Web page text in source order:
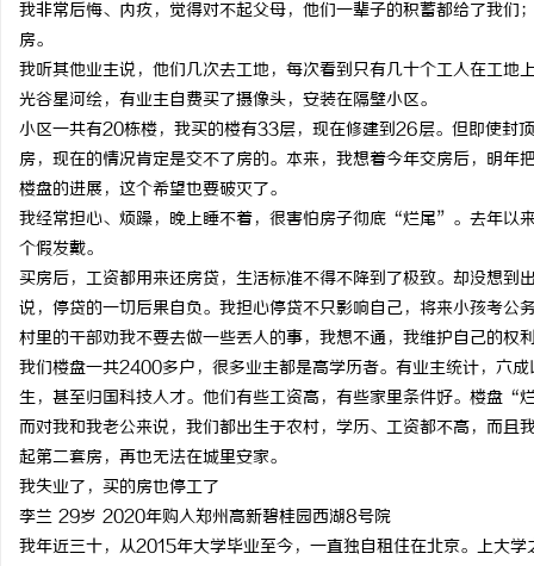
我非常后悔、内疚，觉得对不起父母，他们一辈子的积蓄都给了我
房。
我听其他业主说，他们几次去工地，每次看到只有几十个工人在工地
光谷星河绘，有业主自费买了摄像头，安装在隔壁小区。
小区一共有20栋楼，我买的楼有33层，现在修建到26层。但即使封
房，现在的情况肯定是交不了房的。本来，我想着今年交房后，明
楼盘的进展，这个希望也要破灭了。
我经常担心、烦躁，晚上睡不着，很害怕房子彻底“烂尾”。去年以
个假发戴。
买房后，工资都用来还房贷，生活标准不得不降到了极致。却没想
说，停贷的一切后果自负。我担心停贷不只影响自己，将来小孩考公
村里的干部劝我不要去做一些丢人的事，我想不通，我维护自己的权
我们楼盘一共2400多户，很多业主都是高学历者。有业主统计，六
生，甚至归国科技人才。他们有些工资高，有些家里条件好。楼盘
而对我和我老公来说，我们都出生于农村，学历、工资都不高，而
起第二套房，再也无法在城里安家。
我失业了，买的房也停工了
李兰 29岁 2020年购入郑州高新碧桂园西湖8号院
我年近三十，从2015年大学毕业至今，一直独自租住在北京。上大